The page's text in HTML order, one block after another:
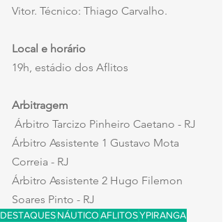
Vitor. Técnico: Thiago Carvalho.
Local e horário
19h, estádio dos Aflitos
Arbitragem
Árbitro Tarcizo Pinheiro Caetano - RJ
Árbitro Assistente 1 Gustavo Mota
Correia - RJ
Árbitro Assistente 2 Hugo Filemon
Soares Pinto - RJ
DESTAQUESNÁUTICOAFLITOSYPIRANGA